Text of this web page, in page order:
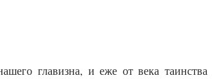
главизна, и еже от века таинства